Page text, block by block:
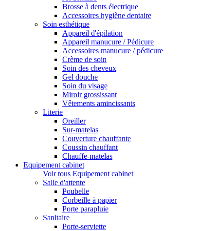
Brosse à dents électrique
Accessoires hygiène dentaire
Soin esthétique
Appareil d'épilation
Appareil manucure / Pédicure
Accessoires manucure / pédicure
Crème de soin
Soin des cheveux
Gel douche
Soin du visage
Miroir grossissant
Vêtements amincissants
Literie
Oreiller
Sur-matelas
Couverture chauffante
Coussin chauffant
Chauffe-matelas
Equipement cabinet
Voir tous Equipement cabinet
Salle d'attente
Poubelle
Corbeille à papier
Porte parapluie
Sanitaire
Porte-serviette